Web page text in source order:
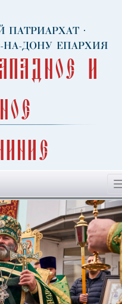
ПАТРИАРХАТ ·
НА-ДОНУ ЕПАРХИЯ
и